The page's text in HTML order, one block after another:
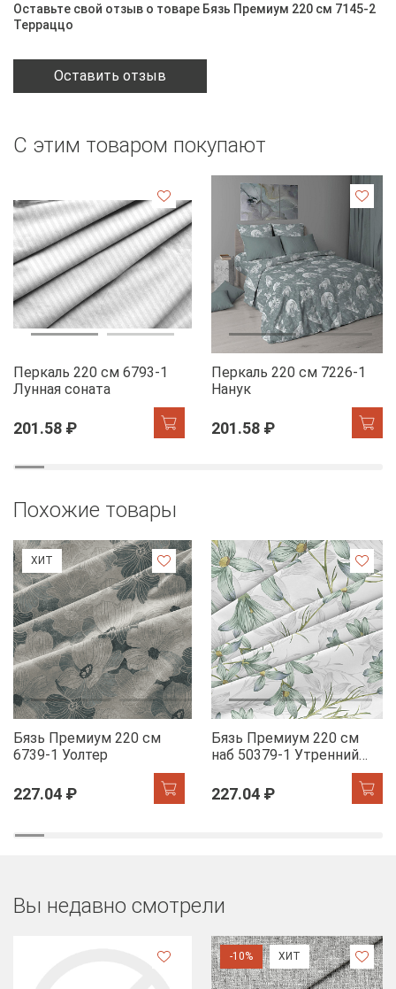
Оставьте свой отзыв о товаре Бязь Премиум 220 см 7145-2
Терраццо
Оставить отзыв
С этим товаром покупают
Перкаль 220 см 6793-1
Лунная соната
201.58 ₽
Перкаль 220 см 7226-1
Нанук
201.58 ₽
Похожие товары
ХИТ
Бязь Премиум 220 см
6739-1 Уолтер
227.04 ₽
Бязь Премиум 220 см
наб 50379-1 Утренний
227.04 ₽
Вы недавно смотрели
-10% ХИТ